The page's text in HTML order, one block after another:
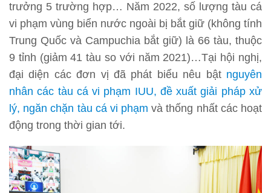
trưởng 5 trường hợp… Năm 2022, số lượng tàu cá
vi phạm vùng biển nước ngoài bị bắt giữ (không tính
Trung Quốc và Campuchia bắt giữ) là 66 tàu, thuộc
9 tỉnh (giảm 41 tàu so với năm 2021)…Tại hội nghị,
đại diện các đơn vị đã phát biểu nêu bật nguyên
nhân các tàu cá vi phạm IUU, đề xuất giải pháp xử
lý, ngăn chặn tàu cá vi phạm và thống nhất các hoạt
động trong thời gian tới.